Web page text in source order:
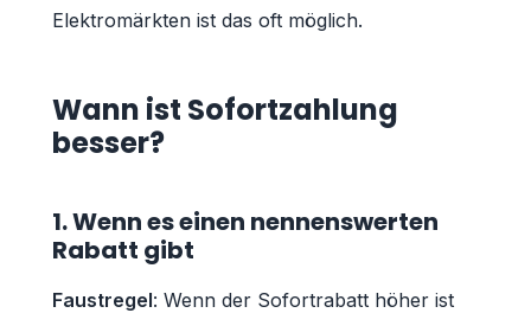
Elektromärkten ist das oft möglich.
Wann ist Sofortzahlung
besser?
1. Wenn es einen nennenswerten
Rabatt gibt
Faustregel: Wenn der Sofortrabatt höher ist